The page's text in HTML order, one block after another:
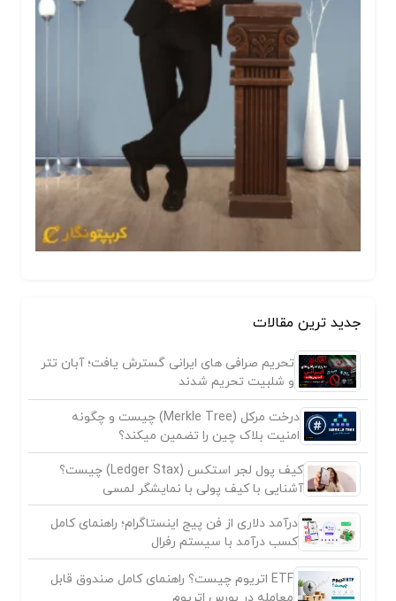
جدید ترین مقالات
تحریم صرافی های ایرانی گسترش یافت؛ آبان تتر
و شلبیت تحریم شدند
درخت مرکل (Merkle Tree) چیست و چگونه
امنیت بلاک چین را تضمین میکند؟
کیف پول لجر استکس (Ledger Stax) چیست؟
آشنایی با کیف پولی با نمایشگر لمسی
درآمد دلاری از فن پیج اینستاگرام؛ راهنمای کامل
کسب درآمد با سیستم رفرال
ETF اتریوم چیست؟ راهنمای کامل صندوق قابل